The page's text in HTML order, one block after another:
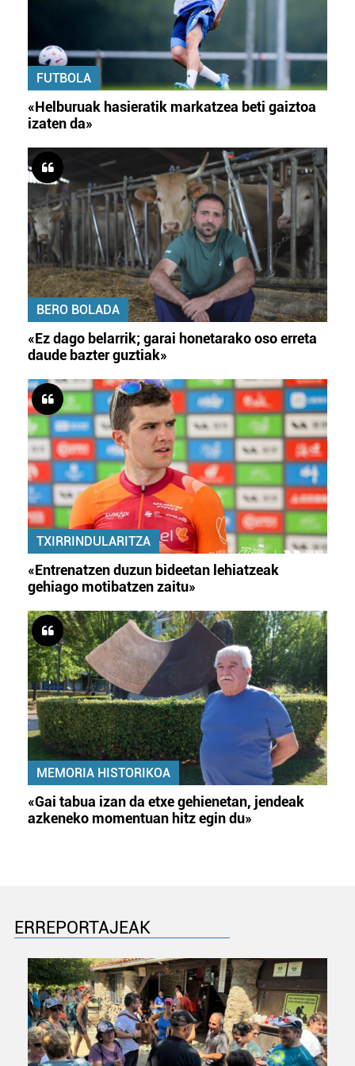
FUTBOLA
«Helburuak hasieratik markatzea beti gaiztoa
izaten da»
BERO BOLADA
«Ez dago belarrik; garai honetarako oso erreta
daude bazter guztiak»
TXIRRINDULARITZA
«Entrenatzen duzun bideetan lehiatzeak
gehiago motibatzen zaitu»
MEMORIA HISTORIKOA
«Gai tabua izan da etxe gehienetan, jendeak
azkeneko momentuan hitz egin du»
ERREPORTAJEAK